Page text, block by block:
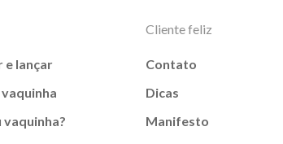
e lançar
vaquinha?
Cliente feliz
Contato
Dicas
Manifesto